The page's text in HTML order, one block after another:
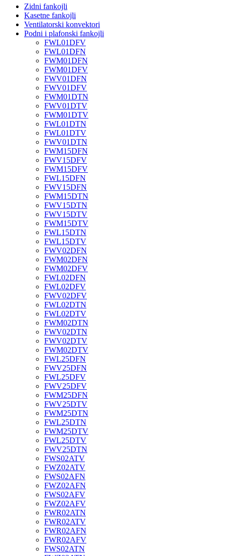
Zidni fankojli
Kasetne fankojli
Ventilatorski konvektori
Podni i plafonski fankojli
FWL01DFV
FWL01DFN
FWM01DFN
FWM01DFV
FWV01DFN
FWV01DFV
FWM01DTN
FWV01DTV
FWM01DTV
FWL01DTN
FWL01DTV
FWV01DTN
FWM15DFN
FWV15DFV
FWM15DFV
FWL15DFN
FWV15DFN
FWM15DTN
FWV15DTN
FWV15DTV
FWM15DTV
FWL15DTN
FWL15DTV
FWV02DFN
FWM02DFN
FWM02DFV
FWL02DFN
FWL02DFV
FWV02DFV
FWL02DTN
FWL02DTV
FWM02DTN
FWV02DTN
FWV02DTV
FWM02DTV
FWL25DFN
FWV25DFN
FWL25DFV
FWV25DFV
FWM25DFN
FWV25DTV
FWM25DTN
FWL25DTN
FWM25DTV
FWL25DTV
FWV25DTN
FWS02ATV
FWZ02ATV
FWS02AFN
FWZ02AFN
FWS02AFV
FWZ02AFV
FWR02ATN
FWR02ATV
FWR02AFN
FWR02AFV
FWS02ATN